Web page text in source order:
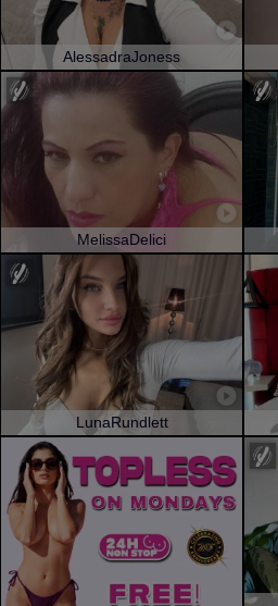
AlessadraJoness
MelissaDelici
LunaRundlett